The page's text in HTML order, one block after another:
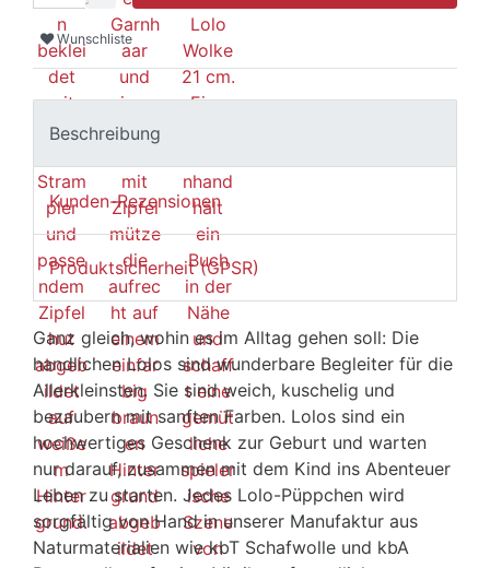
Wunschliste
Beschreibung
Kunden-Rezensionen
Produktsicherheit (GPSR)
Ganz gleich, wohin es im Alltag gehen soll: Die
handlichen Lolos sind wunderbare Begleiter für die
Allerkleinsten. Sie sind weich, kuschelig und
bezaubern mit sanften Farben. Lolos sind ein
hochwertiges Geschenk zur Geburt und warten
nur darauf, zusammen mit dem Kind ins Abenteuer
Leben zu starten. Jedes Lolo-Püppchen wird
sorgfältig von Hand in unserer Manufaktur aus
Naturmaterialien wie kbT Schafwolle und kbA